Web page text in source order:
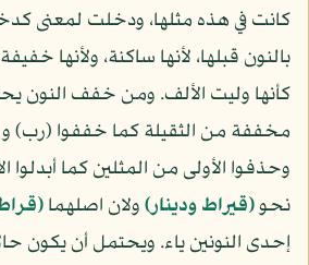
كانت في هذه مثلها، ودخلت لمعنى
بالنون قبلها، لأنها ساكنة، ولأنها
كأنها وليت الألف. ومن خفف النون
مخففة من الثقيلة كما خففوا (رب)
وحذفوا الأولى من المثلين كما أبدلوا
نحو(قيراط ودينار)ولان اصلهما
إحدى النونين ياء. ويحتمل أن يكون